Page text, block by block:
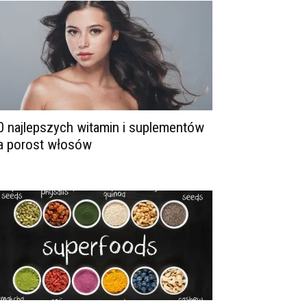
najlepszych witamin i suplementów
porost włosów